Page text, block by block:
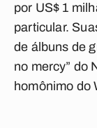
por US$ 1
particular.
de álbuns de
no mercy” do
homônimo do